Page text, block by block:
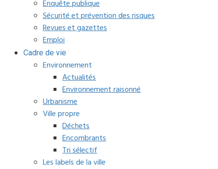
Enquête publique
Sécurité et prévention des risques
Revues et gazettes
Emploi
Cadre de vie
Environnement
Actualités
Environnement raisonné
Urbanisme
Ville propre
Déchets
Encombrants
Tri sélectif
Les labels de la ville